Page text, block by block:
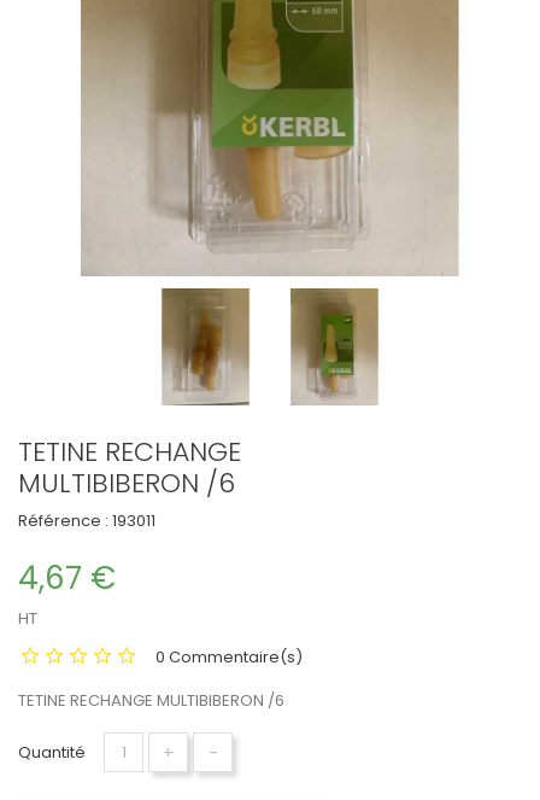
TETINE RECHANGE
MULTIBIBERON /6
Référence : 193011
4,67 €
HT
0 Commentaire(s)
TETINE RECHANGE MULTIBIBERON /6
Quantité + -